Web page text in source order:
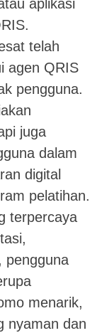
aplikasi
telah
agen QRIS
pengguna.
juga
dalam
digital
pelatihan.
terpercaya
pengguna
menarik,
nyaman dan